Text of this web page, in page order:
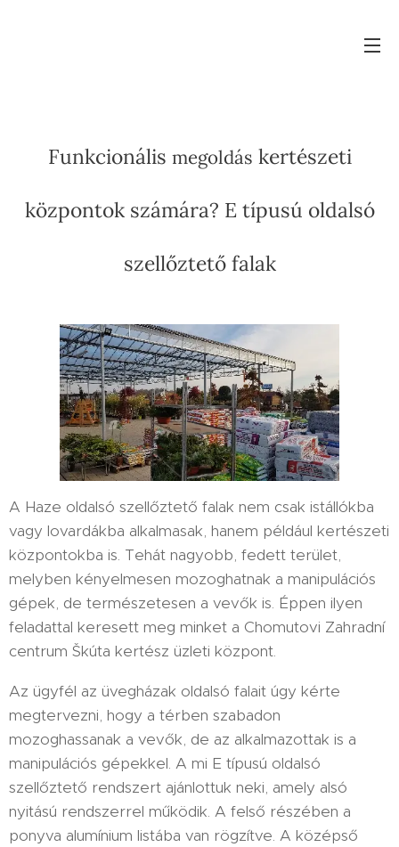
Funkcionális megoldás kertészeti
központok számára? E típusú oldalsó
szellőztető falak
A Haze oldalsó szellőztető falak nem csak istállókba
vagy lovardákba alkalmasak, hanem például kertészeti
központokba is. Tehát nagyobb, fedett terület,
melyben kényelmesen mozoghatnak a manipulációs
gépek, de természetesen a vevők is. Éppen ilyen
feladattal keresett meg minket a Chomutovi Zahradní
centrum Škúta kertész üzleti központ.
Az ügyfél az üvegházak oldalsó falait úgy kérte
megtervezni, hogy a térben szabadon
mozoghassanak a vevők, de az alkalmazottak is a
manipulációs gépekkel. A mi E típusú oldalsó
szellőztető rendszert ajánlottuk neki, amely alsó
nyitású rendszerrel működik. A felső részében a
ponyva alumínium listába van rögzítve. A középső